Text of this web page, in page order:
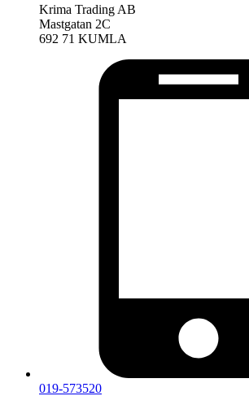
Krima Trading AB
Mastgatan 2C
692 71 KUMLA
019-573520